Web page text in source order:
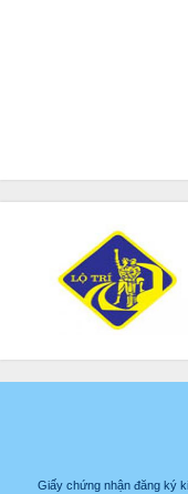
Giấy chứng nhận đăng ký